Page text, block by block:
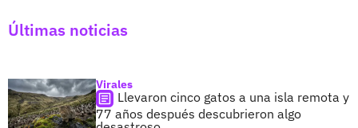
Últimas noticias
Virales
Llevaron cinco gatos a una isla remota y
77 años después descubrieron algo